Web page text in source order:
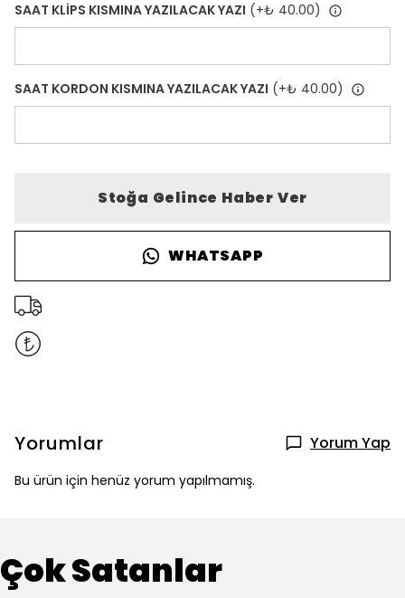
SAAT KLİPS KISMINA YAZILACAK YAZI (+₺ 40.00)
SAAT KORDON KISMINA YAZILACAK YAZI (+₺ 40.00)
Stoğa Gelince Haber Ver
WHATSAPP
Yorumlar Yorum Yap
Bu ürün için henüz yorum yapılmamış.
Çok Satanlar